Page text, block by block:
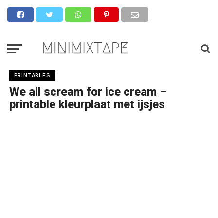
PRINTABLES
We all scream for ice cream –
printable kleurplaat met ijsjes